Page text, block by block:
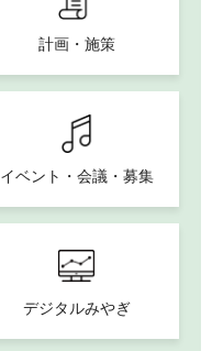
計画・施策
イベント・会議・募集
デジタルみやぎ